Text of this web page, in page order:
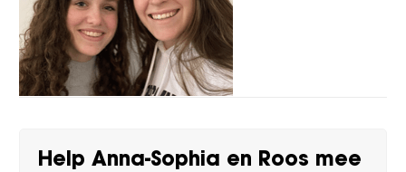
Help Anna-Sophia en Roos mee